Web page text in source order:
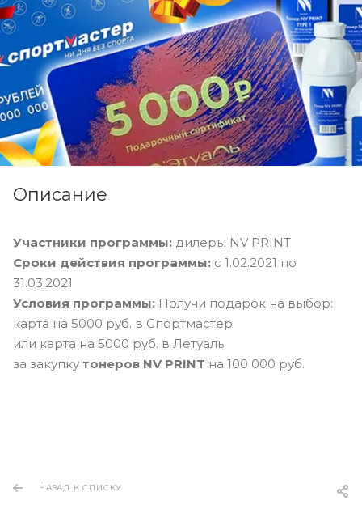
Описание
Участники программы: дилеры NV PRINT
Сроки действия программы: с 1.02.2021 по
31.03.2021
Условия программы: Получи подарок на выбор:
карта на 5000 руб. в Спортмастер
или карта на 5000 руб. в Летуаль
за закупку тонеров NV PRINT на 100 000 руб.
НАЗАД К СПИСКУ